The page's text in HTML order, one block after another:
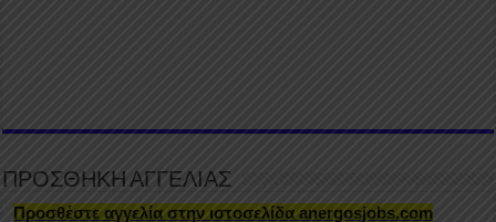
ΠΡΟΣΘΗΚΗ ΑΓΓΕΛΙΑΣ
Προσθέστε αγγελία στην ιστοσελίδα anergosjobs.com